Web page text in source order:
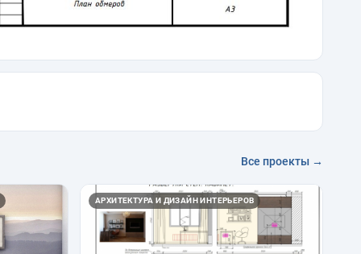
Все проекты →
АРХИТЕКТУРА И ДИЗАЙН ИНТЕРЬЕРОВ